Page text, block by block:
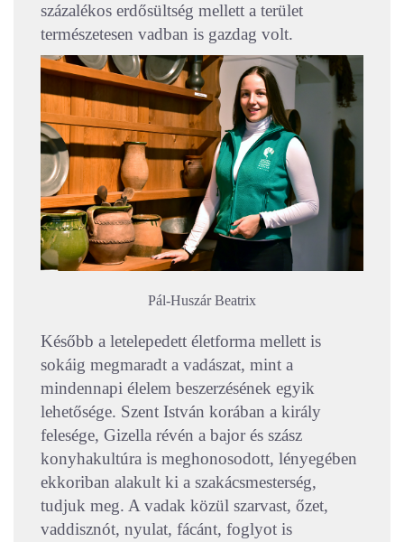
százalékos erdősültség mellett a terület
természetesen vadban is gazdag volt.
Pál-Huszár Beatrix
Később a letelepedett életforma mellett is
sokáig megmaradt a vadászat, mint a
mindennapi élelem beszerzésének egyik
lehetősége. Szent István korában a király
felesége, Gizella révén a bajor és szász
konyhakultúra is meghonosodott, lényegében
ekkoriban alakult ki a szakácsmesterség,
tudjuk meg. A vadak közül szarvast, őzet,
vaddisznót, nyulat, fácánt, foglyot is